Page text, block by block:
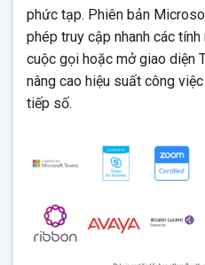
phức tạp. Phiên bản
phép truy cập nhanh các
cuộc gọi hoặc mở giao diện
nâng cao hiệu suất công
tiếp số.